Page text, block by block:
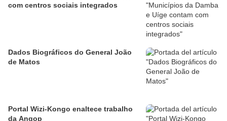
com centros sociais integrados
Dados Biográficos do General João
de Matos
Portal Wizi-Kongo enaltece trabalho
da Angop